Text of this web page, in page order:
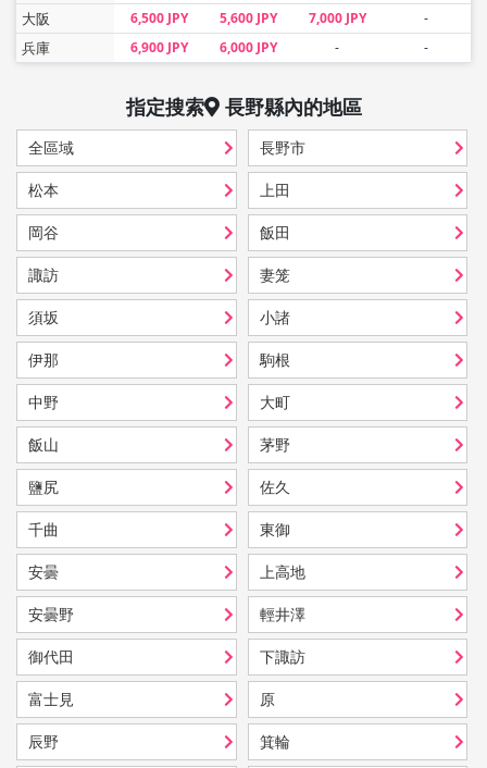
大阪 6,500 JPY 5,600 JPY 7,000 JPY -
兵庫 6,900 JPY 6,000 JPY - -
指定搜索 長野縣內的地區
全區域 長野市
松本 上田
岡谷 飯田
諏訪 妻笼
須坂 小諸
伊那 駒根
中野 大町
飯山 茅野
鹽尻 佐久
千曲 東御
安曇 上高地
安曇野 輕井澤
御代田 下諏訪
富士見 原
辰野 箕輪